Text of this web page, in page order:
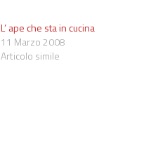
L’ ape che sta in cucina
11 Marzo 2008
Articolo simile